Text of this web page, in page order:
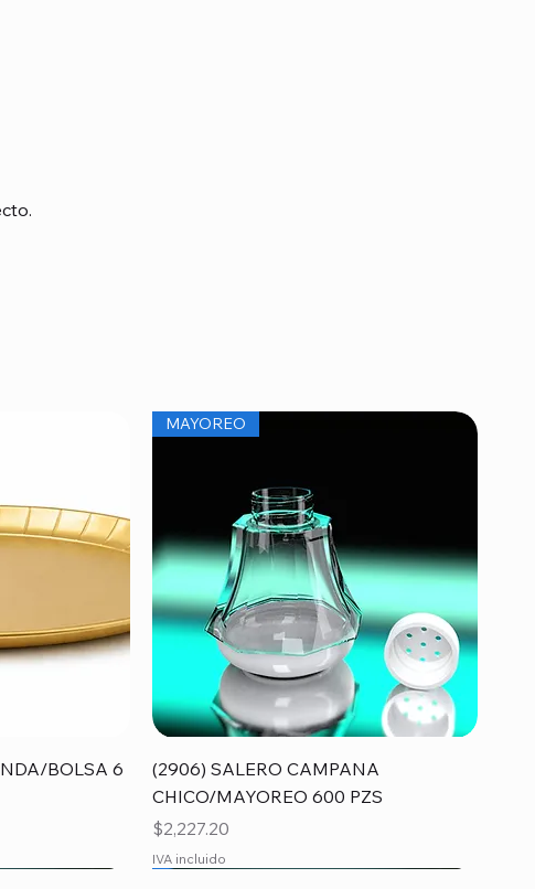
BOLSA 6
Vista rápida
MAYOREO
(2906) SALERO CAMPANA
CHICO/MAYOREO 600 PZS
Precio
$2,227.20
IVA incluido